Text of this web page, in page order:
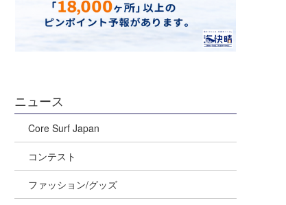
ニュース
Core Surf Japan
コンテスト
ファッション/グッズ